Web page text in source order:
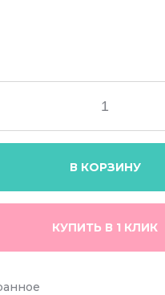
В КОРЗИНУ
КУПИТЬ В 1 КЛИК